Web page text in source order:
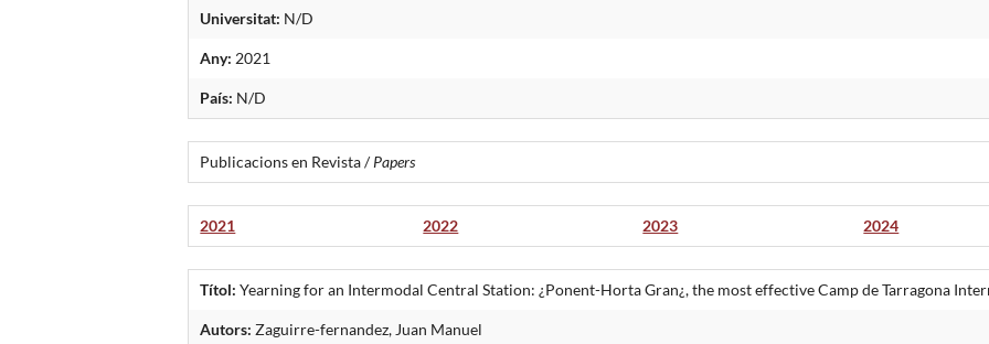
Universitat: N/D
Any: 2021
País: N/D
Publicacions en Revista /Papers
2021 2022 2023 2024
Títol: Yearning for an Intermodal Central Station: ¿Ponent-Horta Gran¿, the most effective Camp de Tarragona
Autors: Zaguirre-fernandez, Juan Manuel